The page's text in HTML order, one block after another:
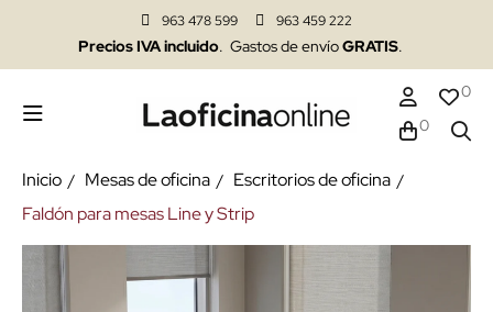
963 478 599 963 459 222
Precios IVA incluido. Gastos de envíoGRATIS.
0
0
Inicio Mesas de oficina
Escritorios de oficina
Faldón para mesas Line y Strip